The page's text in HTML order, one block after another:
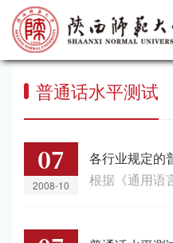
普通话水平测试
07
2008-10
各行业规定的